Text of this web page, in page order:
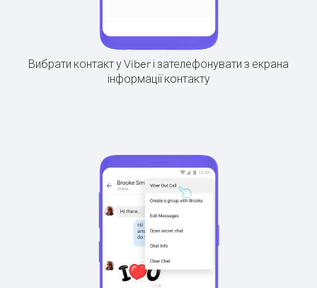
Вибрати контакт у Viber і зателефонувати з екрана
інформації контакту